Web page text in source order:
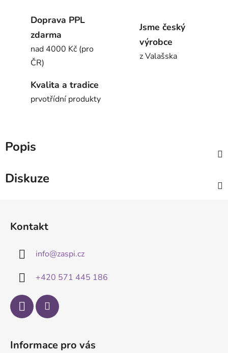
Doprava PPL
zdarma
nad 4000 Kč (pro
ČR)
Jsme český
výrobce
z Valašska
Kvalita a tradice
prvotřídní produkty
Popis
Diskuze
Kontakt
info@zaspi.cz
+420 571 445 186
Informace pro vás